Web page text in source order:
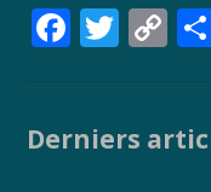
F
b
T
er
C
y
Derniers